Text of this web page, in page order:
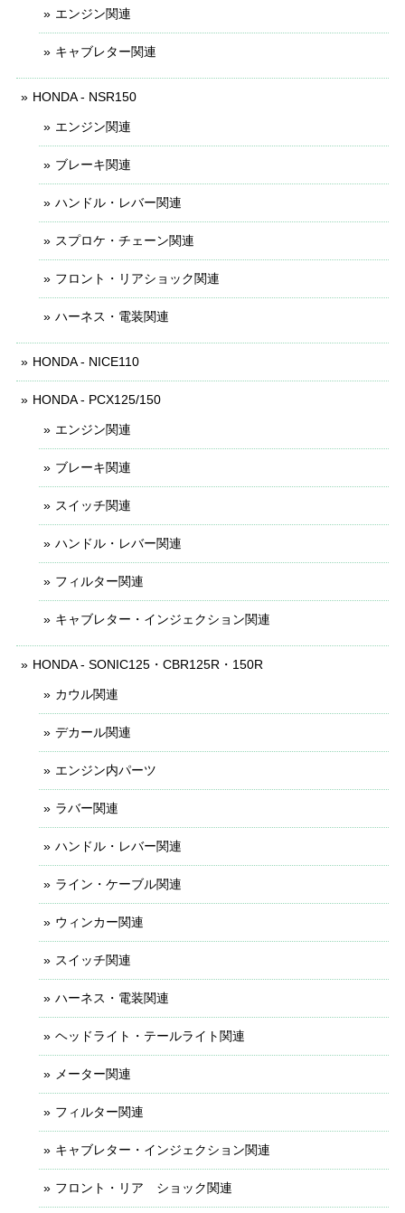
エンジン関連
キャブレター関連
HONDA - NSR150
エンジン関連
ブレーキ関連
ハンドル・レバー関連
スプロケ・チェーン関連
フロント・リアショック関連
ハーネス・電装関連
HONDA - NICE110
HONDA - PCX125/150
エンジン関連
ブレーキ関連
スイッチ関連
ハンドル・レバー関連
フィルター関連
キャブレター・インジェクション関連
HONDA - SONIC125・CBR125R・150R
カウル関連
デカール関連
エンジン内パーツ
ラバー関連
ハンドル・レバー関連
ライン・ケーブル関連
ウィンカー関連
スイッチ関連
ハーネス・電装関連
ヘッドライト・テールライト関連
メーター関連
フィルター関連
キャブレター・インジェクション関連
フロント・リア ショック関連